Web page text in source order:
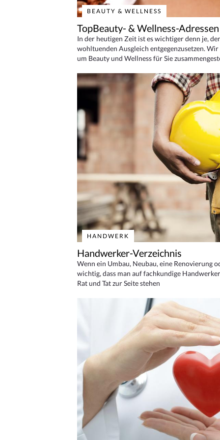
BEAUTY & WELLNESS
TopBeauty- & Wellness-Adressen
In der heutigen Zeit ist es wichtiger denn je,
wohltuenden Ausgleich entgegenzusetzen.
um Beauty und Wellness für Sie
HANDWERK
Handwerker-Verzeichnis
Wenn ein Umbau, Neubau, eine Renovierung
wichtig, dass man auf fachkundige
Rat und Tat zur Seite stehen